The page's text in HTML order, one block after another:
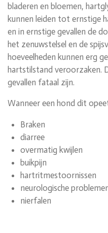
bladeren en bloemen,
kunnen leiden tot ernstige
en in ernstige gevallen de
het zenuwstelsel en de
hoeveelheden kunnen erg
hartstilstand veroorzaken.
gevallen fataal zijn.
Wanneer een hond dit
Braken
diarree
overmatig kwijlen
buikpijn
hartritmestoornissen
neurologische
nierfalen